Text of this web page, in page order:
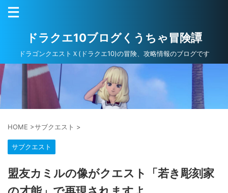
ドラクエ10ブログくうちゃ冒険譚
ドラゴンクエストＸ(ドラクエ10)の冒険、攻略情報のブログです
HOME >サブクエスト >
サブクエスト
盟友カミルの像がクエスト「若き彫刻家